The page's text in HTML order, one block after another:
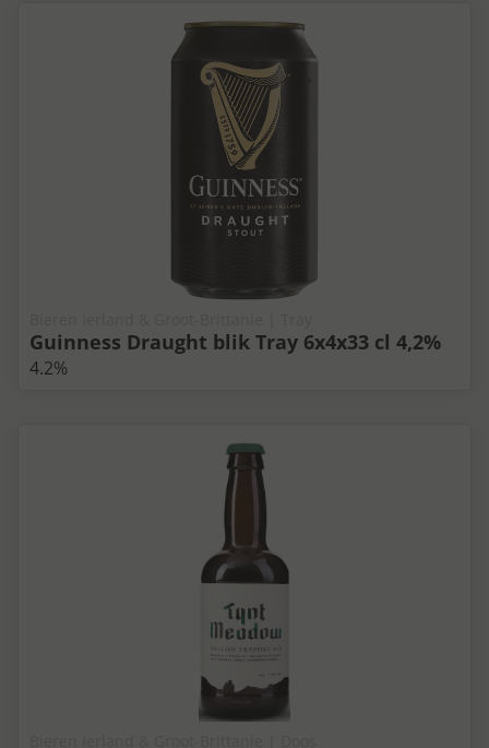
Guinness Draught blik Tray 6x4x33 cl 4,2%
4.2%